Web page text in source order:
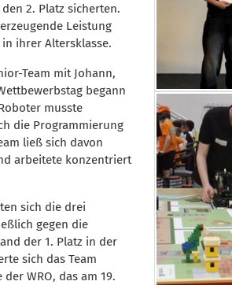
2. Platz sicherten.
Leistung
ihrer Altersklasse.
Team mit Johann,
begann
musste
die Programmierung
ließ sich davon
arbeitete konzentriert
sich die drei
gegen die
der 1. Platz in der
sich das Team
WRO, das am 19.